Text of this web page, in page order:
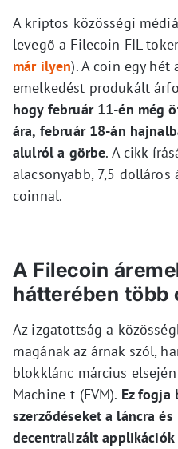
A kriptos közösségi
levegő a Filecoin FIL
már ilyen). A coin egy
emelkedést produkált
hogy február 11-én még
ára, február 18-án
alulról a görbe. A cikk
alacsonyabb, 7,5 dolláros
coinnal.
A Filecoin
hátterében több
Az izgatottság a
magának az árnak szól,
blokklánc március
Machine-t (FVM). Ez fogja
szerződéseket a láncra
decentralizált applikációk